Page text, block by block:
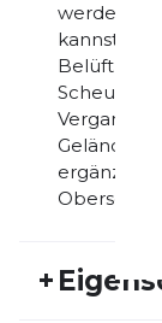
werden
kannst.
Belüftung
Gelände
ergänzt.
+